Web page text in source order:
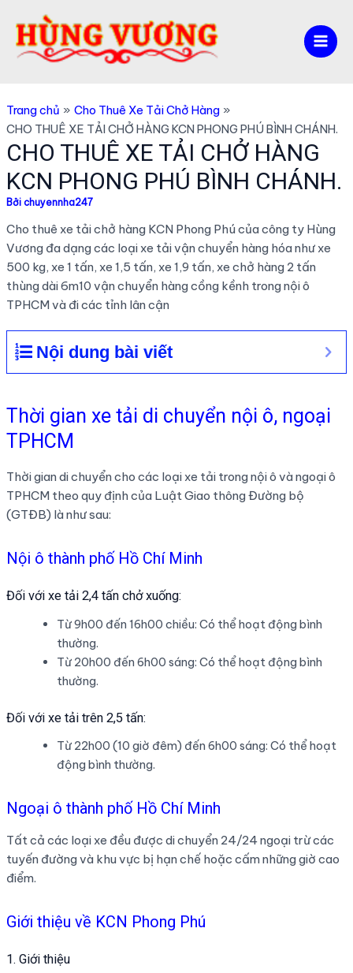
Main
Trang chủ
Cho Thuê Xe Tải Chở Hàng
CHO THUÊ XE TẢI CHỞ HÀNG KCN PHONG PHÚ BÌNH CHÁNH.
CHO THUÊ XE TẢI CHỞ HÀNG
KCN PHONG PHÚ BÌNH CHÁNH.
Bởi chuyennha247
Cho thuê xe tải chở hàng KCN Phong Phú của công ty Hùng
Vương đa dạng các loại xe tải vận chuyển hàng hóa như xe
500 kg, xe 1 tấn, xe 1,5 tấn, xe 1,9 tấn, xe chở hàng 2 tấn
thùng dài 6m10 vận chuyển hàng cồng kềnh trong nội ô
TPHCM và đi các tỉnh lân cận
Nội dung bài viết
Thời gian xe tải di chuyển nội ô, ngoại
TPHCM
Thời gian di chuyển cho các loại xe tải trong nội ô và ngoại ô
TPHCM theo quy định của Luật Giao thông Đường bộ
(GTĐB) là như sau:
Nội ô thành phố Hồ Chí Minh
Đối với xe tải 2,4 tấn chở xuống:
Từ 9h00 đến 16h00 chiều: Có thể hoạt động bình
thường.
Từ 20h00 đến 6h00 sáng: Có thể hoạt động bình
thường.
Đối với xe tải trên 2,5 tấn:
Từ 22h00 (10 giờ đêm) đến 6h00 sáng: Có thể hoạt
động bình thường.
Ngoại ô thành phố Hồ Chí Minh
Tất cả các loại xe đều được di chuyển 24/24 ngoại trừ các
tuyến đường và khu vực bị hạn chế hoặc cấm những giờ cao
điểm.
Giới thiệu về KCN Phong Phú
1. Giới thiệu